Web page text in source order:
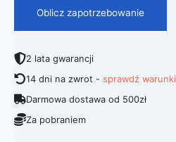
Oblicz zapotrzebowanie
2 lata gwarancji
14 dni na zwrot -sprawdź warunki
Darmowa dostawa od 500zł
Za pobraniem